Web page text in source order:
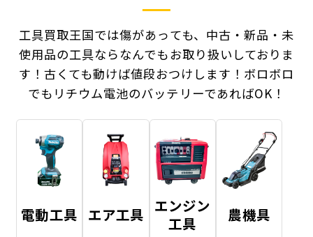
工具買取王国では傷があっても、中古・新品・未
使用品の工具ならなんでもお取り扱いしておりま
す！ 古くても動けば値段おつけします！ボロボロ
でもリチウム電池のバッテリーであればOK！
電動工具 エア工具 エンジン
工具
農機具